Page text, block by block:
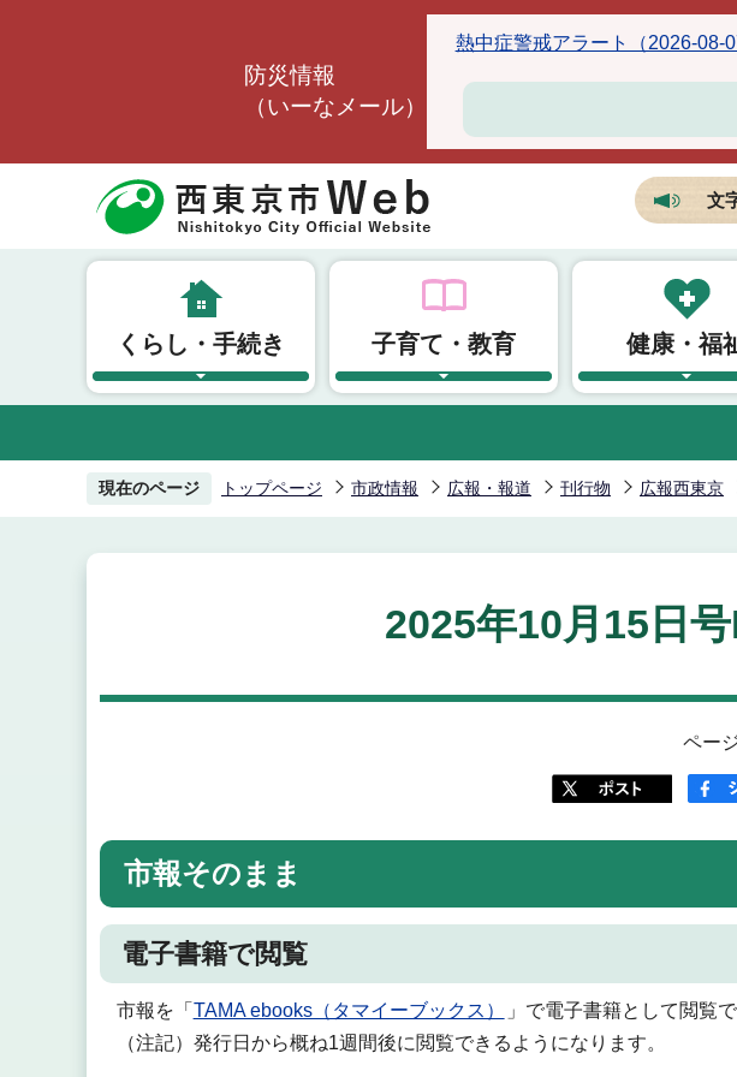
防災情報
（いーなメール）
熱中症警戒アラート（2026-08-
文
くらし・手続き 子育て・教育 健康・福
現在のページ トップページ 市政情報 広報・報道 刊行物 広報西東京
2025年10月15日
ペー
市報そのまま
電子書籍で閲覧
市報を「 TAMA ebooks（タマイーブックス）
」で電子書籍として閲覧で
（注記）発行日から概ね1週間後に閲覧できるようになります。